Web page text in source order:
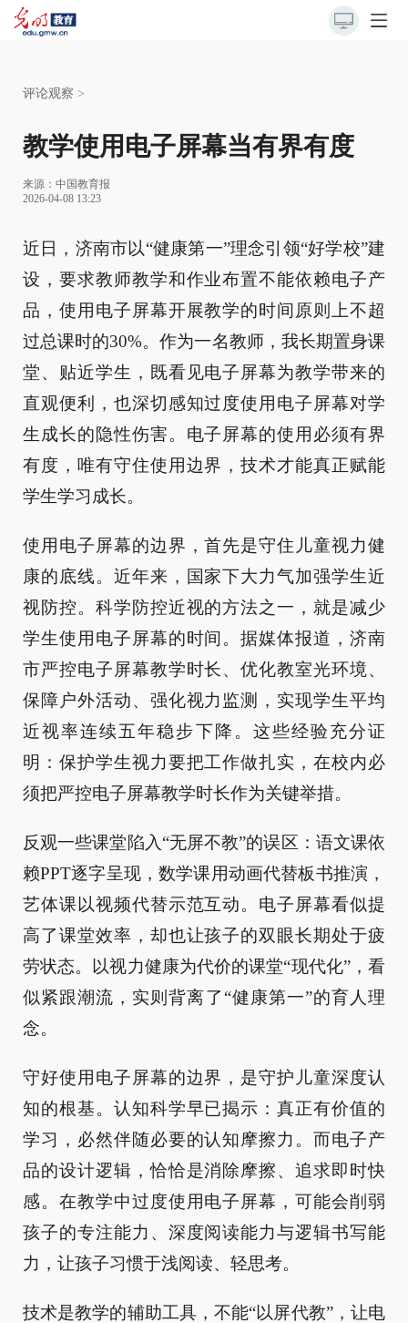
评论观察 >
教学使用电子屏幕当有界有度
来源： 中国教育报
2026-04-08 13:23
近日，济南市以“健康第一”理念引领“好学校”建
设，要求教师教学和作业布置不能依赖电子产
品，使用电子屏幕开展教学的时间原则上不超
过总课时的30%。作为一名教师，我长期置身课
堂、贴近学生，既看见电子屏幕为教学带来的
直观便利，也深切感知过度使用电子屏幕对学
生成长的隐性伤害。电子屏幕的使用必须有界
有度，唯有守住使用边界，技术才能真正赋能
学生学习成长。
使用电子屏幕的边界，首先是守住儿童视力健
康的底线。近年来，国家下大力气加强学生近
视防控。科学防控近视的方法之一，就是减少
学生使用电子屏幕的时间。据媒体报道，济南
市严控电子屏幕教学时长、优化教室光环境、
保障户外活动、强化视力监测，实现学生平均
近视率连续五年稳步下降。这些经验充分证
明：保护学生视力要把工作做扎实，在校内必
须把严控电子屏幕教学时长作为关键举措。
反观一些课堂陷入“无屏不教”的误区：语文课依
赖PPT逐字呈现，数学课用动画代替板书推演，
艺体课以视频代替示范互动。电子屏幕看似提
高了课堂效率，却也让孩子的双眼长期处于疲
劳状态。以视力健康为代价的课堂“现代化”，看
似紧跟潮流，实则背离了“健康第一”的育人理
念。
守好使用电子屏幕的边界，是守护儿童深度认
知的根基。认知科学早已揭示：真正有价值的
学习，必然伴随必要的认知摩擦力。而电子产
品的设计逻辑，恰恰是消除摩擦、追求即时快
感。在教学中过度使用电子屏幕，可能会削弱
孩子的专注能力、深度阅读能力与逻辑书写能
力，让孩子习惯于浅阅读、轻思考。
技术是教学的辅助工具，不能“以屏代教”，让电